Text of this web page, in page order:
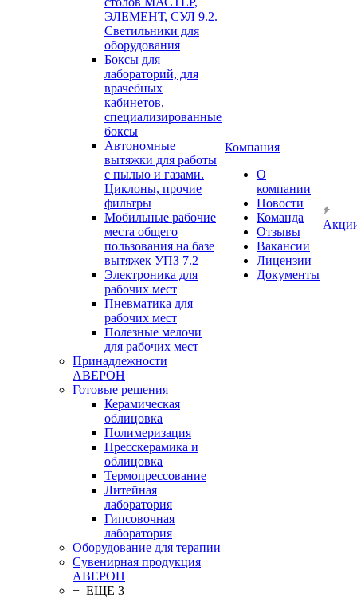
ЭЛЕМЕНТ, СУЛ 9.2.
Светильники для
оборудования
Боксы для
лабораторий, для
врачебных
кабинетов,
специализированные
боксы
Автономные
вытяжки для работы
с пылью и газами.
Циклоны, прочие
фильтры
Мобильные рабочие
места общего
пользования на базе
вытяжек УПЗ 7.2
Электроника для
рабочих мест
Пневматика для
рабочих мест
Полезные мелочи
для рабочих мест
Принадлежности
АВЕРОН
Готовые решения
Керамическая
облицовка
Полимеризация
Пресскерамика и
облицовка
Термопрессование
Литейная
лаборатория
Гипсовочная
лаборатория
Оборудование для терапии
Сувенирная продукция
АВЕРОН
+ ЕЩЕ 3
Компания
О
компании
Новости
Команда
Отзывы
Вакансии
Лицензии
Документы